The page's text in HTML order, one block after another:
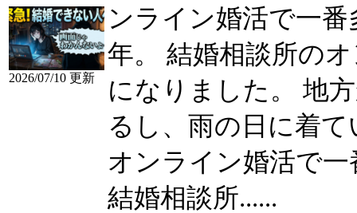
2026/07/10 更新
ンライン婚活で一
年。 結婚相談所の
になりました。 地
るし、雨の日に着て
オンライン婚活で一
結婚相談所......